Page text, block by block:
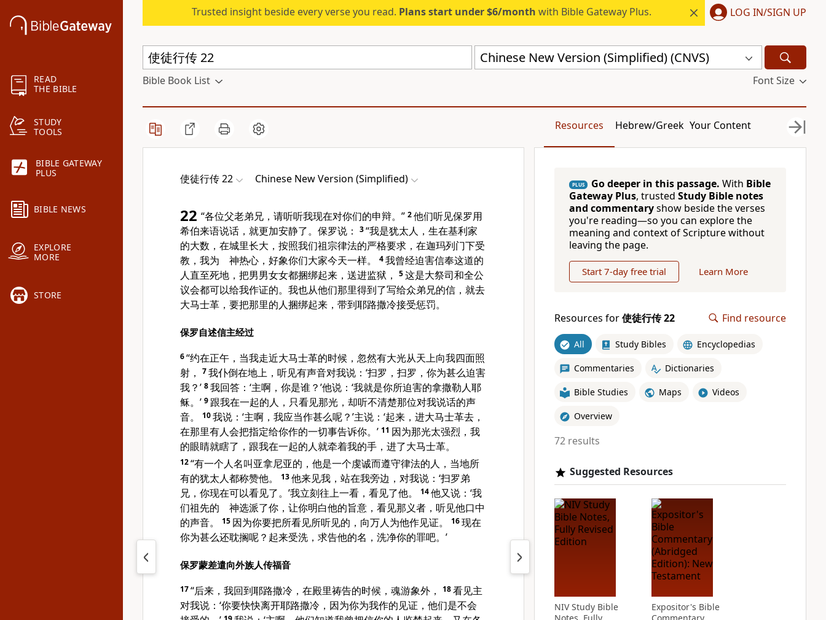
READ
THE BIBLE
STUDY
TOOLS
BIBLE GATEWAY
PLUS
BIBLE NEWS
EXPLORE
MORE
STORE
Trusted insight beside every verse you read. Plans start under $6/month with Bible Gateway Plus. LOG IN/SIGN UP
Chinese New Version (Simplified) (CNVS)
Bible Book List Font Size
Resources Hebrew/Greek Your Content
使徒行传 22 Chinese New Version (Simplified)
22 “各位父老弟兄，请听听我现在对你们的申辩。” 2他们听见保罗用
希伯来语说话，就更加安静了。保罗说：
3“我是犹太人，生在基利家
的大数，在城里长大，按照我们祖宗律法的严格要求，在迦玛列门下受
教，我为 神热心，好象你们大家今天一样。
4我曾经迫害信奉这道的
人直至死地，把男男女女都捆绑起来，送进监狱，
5这是大祭司和全公
议会都可以给我作证的。我也从他们那里得到了写给众弟兄的信，就去
大马士革，要把那里的人捆绑起来，带到耶路撒冷接受惩罚。
保罗自述信主经过
6“约在正午，当我走近大马士革的时候，忽然有大光从天上向我四面照
射，
7我仆倒在地上，听见有声音对我说：‘扫罗，扫罗，你为甚么迫害
我？’ 8我回答：‘主啊，你是谁？’他说：‘我就是你所迫害的拿撒勒人耶
稣。’ 9 跟我在一起的人，只看见那光，却听不清楚那位对我说话的声
音。
10我说：‘主啊，我应当作甚么呢？’主说：‘起来，进大马士革去，
在那里有人会把指定给你作的一切事告诉你。’ 11 因为那光太强烈，我
的眼睛就瞎了，跟我在一起的人就牵着我的手，进了大马士革。
12“有一个人名叫亚拿尼亚的，他是一个虔诚而遵守律法的人，当地所
有的犹太人都称赞他。
13他来见我，站在我旁边，对我说：‘扫罗弟
兄，你现在可以看见了。’我立刻往上一看，看见了他。
14他又说：‘我
们祖先的 神选派了你，让你明白他的旨意，看见那义者，听见他口中
的声音。
15 因为你要把所看见所听见的，向万人为他作见证。 16现在
你为甚么还耽搁呢？起来受洗，求告他的名，洗净你的罪吧。’
保罗蒙差遣向外族人传福音
17“后来，我回到耶路撒冷，在殿里祷告的时候，魂游象外， 18看见主
对我说：‘你要快快离开耶路撒冷，因为你为我作的见证，他们是不会
PLUS Go deeper in this passage. With Bible
Gateway Plus, trusted Study Bible notes
and commentaryshow beside the verses
you're reading—so you can explore the
meaning and context of Scripture without
leaving the page.
Start 7-day free trial Learn More
Resources for使徒行传 22 Find resource
All Study Bibles Encyclopedias
Commentaries Dictionaries
Bible Studies Maps Videos
Overview
72 results
Suggested Resources
NIV Study Bible
Expositor's Bible